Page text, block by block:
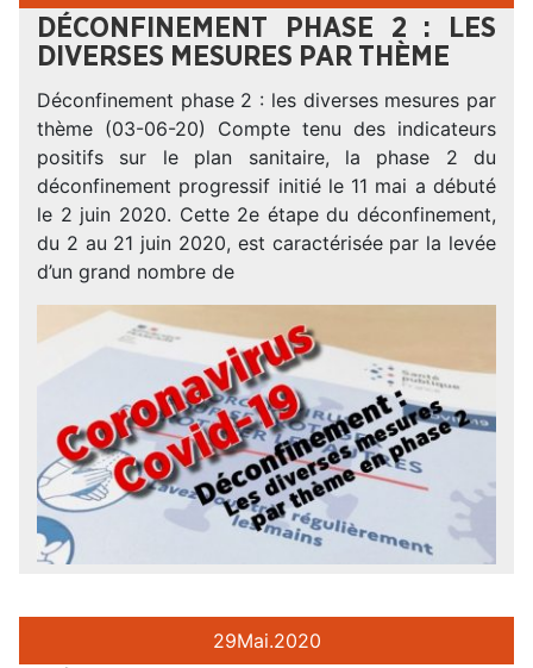
DÉCONFINEMENT PHASE 2 : LES
DIVERSES MESURES PAR THÈME
Déconfinement phase 2 : les diverses mesures par
thème (03-06-20) Compte tenu des indicateurs
positifs sur le plan sanitaire, la phase 2 du
déconfinement progressif initié le 11 mai a débuté
le 2 juin 2020. Cette 2e étape du déconfinement,
du 2 au 21 juin 2020, est caractérisée par la levée
d’un grand nombre de
29Mai.2020